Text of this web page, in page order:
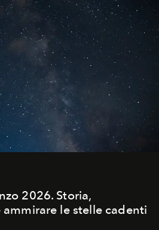
2026. Storia,
le stelle cadenti